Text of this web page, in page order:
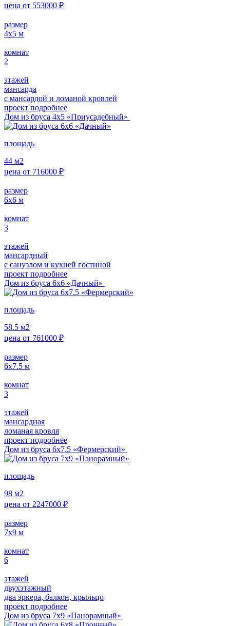
цена от 553000 ₽
размер
4х5 м
комнат
2
этажей
мансарда
с мансардой и ломаной кровлей
проект подробнее
Дом из бруса 4х5 «Приусадебный»
площадь
44 м2
цена от 716000 ₽
размер
6х6 м
комнат
3
этажей
мансардный
с санузлом и кухней гостиной
проект подробнее
Дом из бруса 6х6 «Дачный»
площадь
58.5 м2
цена от 761000 ₽
размер
6х7.5 м
комнат
3
этажей
мансардная
ломаная кровля
проект подробнее
Дом из бруса 6х7.5 «Фермерский»
площадь
98 м2
цена от 2247000 ₽
размер
7х9 м
комнат
6
этажей
двухэтажный
два эркера, балкон, крыльцо
проект подробнее
Дом из бруса 7х9 «Панорамный»